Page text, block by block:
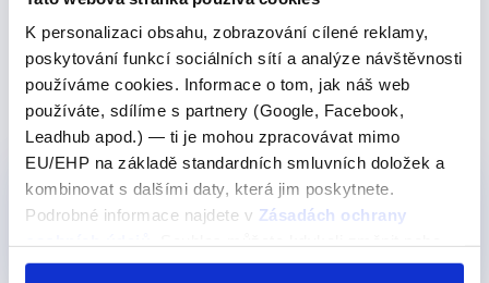
K personalizaci obsahu, zobrazování cílené reklamy,
poskytování funkcí sociálních sítí a analýze návštěvnosti
používáme cookies. Informace o tom, jak náš web
používáte, sdílíme s partnery (Google, Facebook,
Leadhub apod.) — ti je mohou zpracovávat mimo
EU/EHP na základě standardních smluvních doložek a
kombinovat s dalšími daty, která jim poskytnete.
Podrobné informace najdete v Zásadách ochrany
odvolat v nastavení cookies, případně se obrátit na
them - nech je.
Produkty, kde výraz nebo frázi učíme
Nejoblíběnější Pro začátečníky
Online kurz - Angličtina od nuly
450 Kč Detail